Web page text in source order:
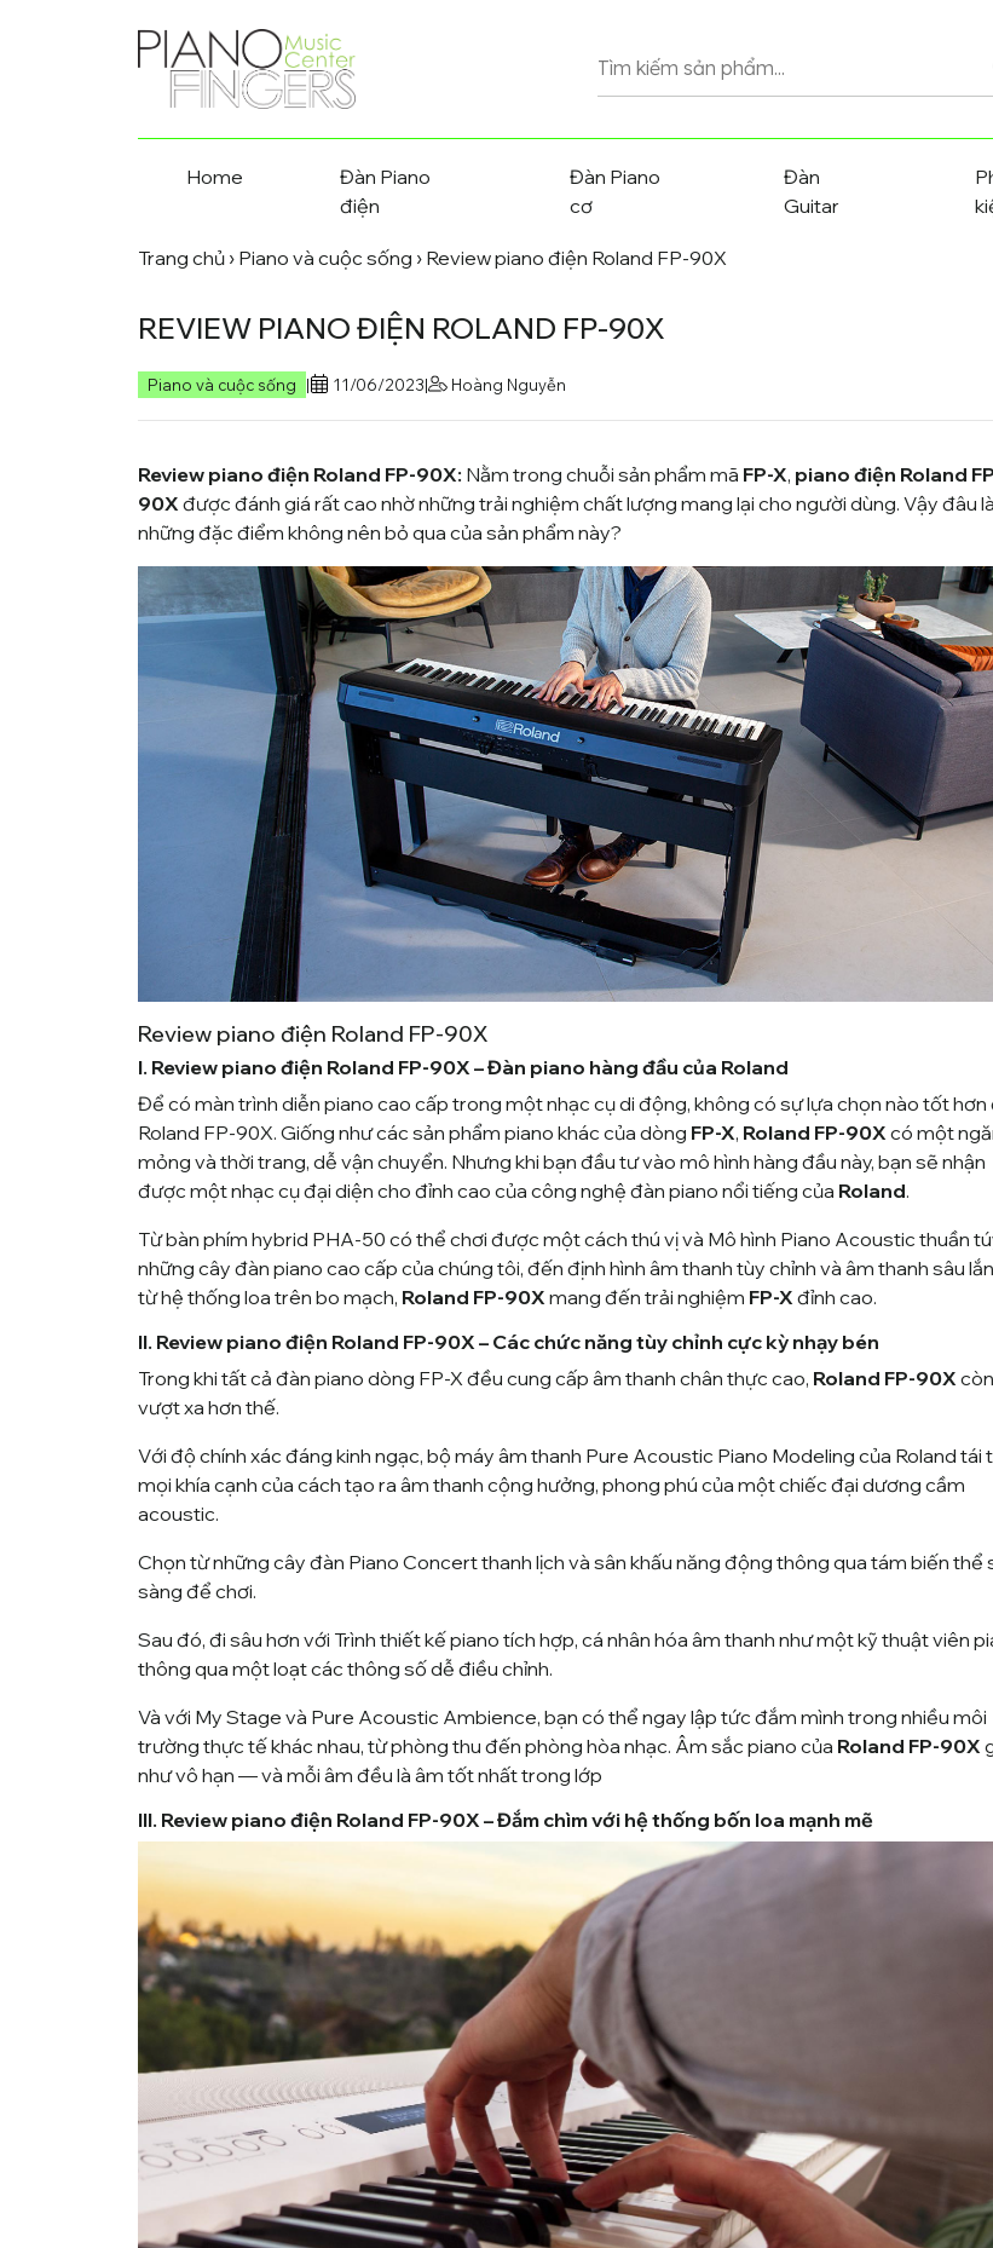
kiếm
Home
Đàn Piano
điện
Đàn Piano
cơ
Đàn
Guitar
Trang chủ › Piano và cuộc sống › Review piano điện Roland FP-90X
REVIEW PIANO ĐIỆN ROLAND FP-90X
Piano và cuộc sống | 11/06/2023| Hoàng Nguyễn
Review piano điện Roland FP-90X: Nằm trong chuỗi sản phẩm mã FP-X, piano điện Roland
90X được đánh giá rất cao nhờ những trải nghiệm chất lượng mang lại cho người dùng. Vậy đâu là
những đặc điểm không nên bỏ qua của sản phẩm này?
Review piano điện Roland FP-90X
I. Review piano điện Roland FP-90X – Đàn piano hàng đầu của Roland
Để có màn trình diễn piano cao cấp trong một nhạc cụ di động, không có sự lựa chọn nào tốt hơn
Roland FP-90X. Giống như các sản phẩm piano khác của dòng FP-X, Roland FP-90X có một
mỏng và thời trang, dễ vận chuyển. Nhưng khi bạn đầu tư vào mô hình hàng đầu này, bạn sẽ nhận
được một nhạc cụ đại diện cho đỉnh cao của công nghệ đàn piano nổi tiếng của Roland.
Từ bàn phím hybrid PHA-50 có thể chơi được một cách thú vị và Mô hình Piano Acoustic thuần
những cây đàn piano cao cấp của chúng tôi, đến định hình âm thanh tùy chỉnh và âm thanh sâu
từ hệ thống loa trên bo mạch, Roland FP-90X mang đến trải nghiệm FP-X đỉnh cao.
II. Review piano điện Roland FP-90X – Các chức năng tùy chỉnh cực kỳ nhạy bén
Trong khi tất cả đàn piano dòng FP-X đều cung cấp âm thanh chân thực cao, Roland FP-90X còn
vượt xa hơn thế.
Với độ chính xác đáng kinh ngạc, bộ máy âm thanh Pure Acoustic Piano Modeling của Roland tái
mọi khía cạnh của cách tạo ra âm thanh cộng hưởng, phong phú của một chiếc đại dương cầm
acoustic.
Chọn từ những cây đàn Piano Concert thanh lịch và sân khấu năng động thông qua tám biến thể
sàng để chơi.
Sau đó, đi sâu hơn với Trình thiết kế piano tích hợp, cá nhân hóa âm thanh như một kỹ thuật viên
thông qua một loạt các thông số dễ điều chỉnh.
Và với My Stage và Pure Acoustic Ambience, bạn có thể ngay lập tức đắm mình trong nhiều môi
trường thực tế khác nhau, từ phòng thu đến phòng hòa nhạc. Âm sắc piano của Roland FP-90X
như vô hạn — và mỗi âm đều là âm tốt nhất trong lớp
III. Review piano điện Roland FP-90X – Đắm chìm với hệ thống bốn loa mạnh mẽ